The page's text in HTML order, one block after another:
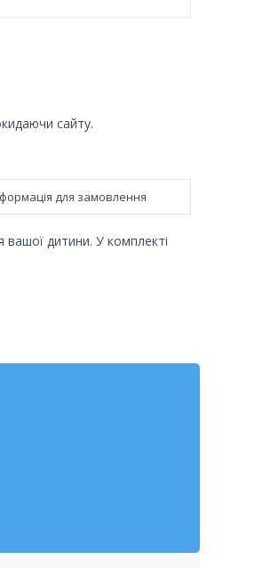
сайту.
для замовлення
дитини. У комплекті